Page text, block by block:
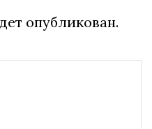
опубликован.